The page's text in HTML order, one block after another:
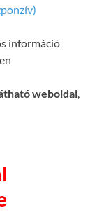
információ
weboldal,